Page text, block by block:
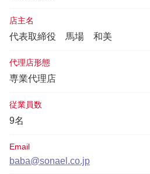
店主名
代表取締役 馬場 和美
代理店形態
専業代理店
従業員数
9名
Email
baba@sonael.co.jp